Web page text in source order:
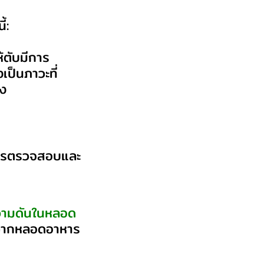
:
บมีการ
ป็นภาวะที่
ตรวจสอบและ
มดันในหลอด
หลอดอาหาร